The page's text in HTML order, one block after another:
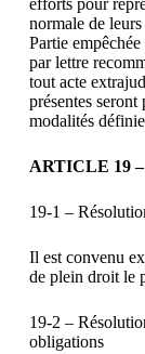
efforts pour
normale de
Partie
par lettre
tout acte
présentes
modalités
ARTICLE 19
19-1 –
Il est convenu
de plein droit le
19-2 –
obligations